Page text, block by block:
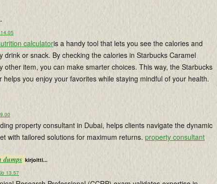
calculatoris a handy tool that lets you see the calories and
drink or snack. By checking the calories in Starbucks Caramel
other item, you can make smarter choices. This way, the Starbucks
helps you enjoy your favorites while staying mindful of your health.
property consultant in Dubai, helps clients navigate the dynamic
with tailored solutions for maximum returns. property consultant
dumps kirjoitti...
13.57